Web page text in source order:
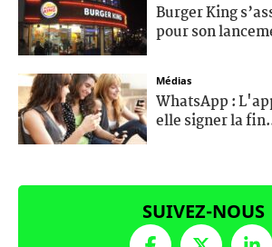
Burger King
pour son
Médias
WhatsApp :
elle signer la
SUIVEZ-NOUS